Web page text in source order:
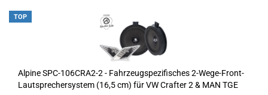
TOP
Alpine SPC-106CRA2-2 - Fahrzeugspezifisches 2-Wege-Front-
Lautsprechersystem (16,5 cm) für VW Crafter 2 & MAN TGE